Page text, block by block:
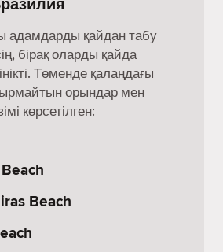
адамдарды қайдан табу
бірақ оларды қайда
Төменде қалаңдағы
орындар мен
көрсетілген:
Beach